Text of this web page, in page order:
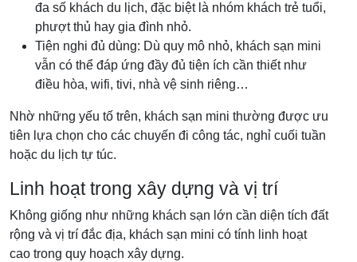
đa số khách du lịch, đặc biệt là nhóm khách trẻ tuổi,
phượt thủ hay gia đình nhỏ.
Tiện nghi đủ dùng: Dù quy mô nhỏ, khách sạn mini
vẫn có thể đáp ứng đầy đủ tiện ích cần thiết như
điều hòa, wifi, tivi, nhà vệ sinh riêng…
Nhờ những yếu tố trên, khách sạn mini thường được ưu
tiên lựa chọn cho các chuyến đi công tác, nghỉ cuối tuần
hoặc du lịch tự túc.
Linh hoạt trong xây dựng và vị trí
Không giống như những khách sạn lớn cần diện tích đất
rộng và vị trí đắc địa, khách sạn mini có tính linh hoạt
cao trong quy hoạch xây dựng.